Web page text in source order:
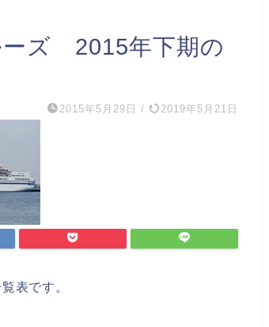
ーズ 2015年下期の
2015年5月29日 / 2019年5月21日
表です。